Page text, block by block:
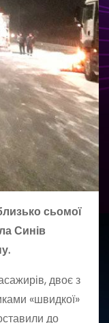
сьомої
Синів
двоє з
«швидкої»
до